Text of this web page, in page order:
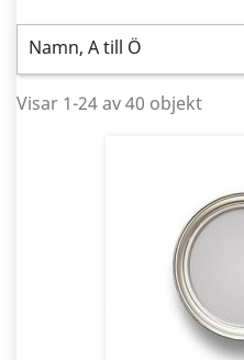
Namn, A till Ö
Visar 1-24 av 40 objekt